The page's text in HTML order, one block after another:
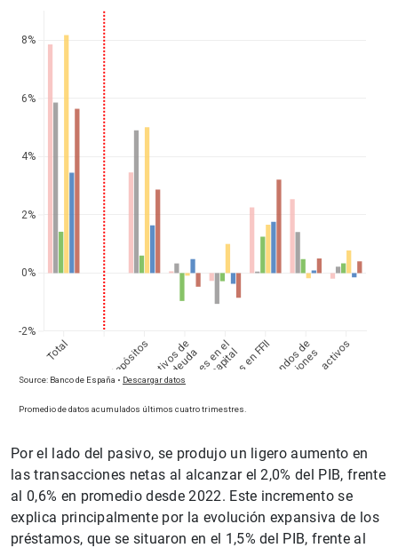
Por el lado del pasivo, se produjo un ligero aumento en
las transacciones netas al alcanzar el 2,0% del PIB, frente
al 0,6% en promedio desde 2022. Este incremento se
explica principalmente por la evolución expansiva de los
préstamos, que se situaron en el 1,5% del PIB, frente al